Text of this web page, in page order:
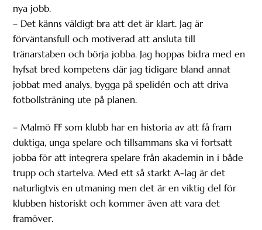
nya jobb.
– Det känns väldigt bra att det är klart. Jag är
förväntansfull och motiverad att ansluta till
tränarstaben och börja jobba. Jag hoppas bidra med en
hyfsat bred kompetens där jag tidigare bland annat
jobbat med analys, bygga på spelidén och att driva
fotbollsträning ute på planen.
– Malmö FF som klubb har en historia av att få fram
duktiga, unga spelare och tillsammans ska vi fortsatt
jobba för att integrera spelare från akademin in i både
trupp och startelva. Med ett så starkt A-lag är det
naturligtvis en utmaning men det är en viktig del för
klubben historiskt och kommer även att vara det
framöver.